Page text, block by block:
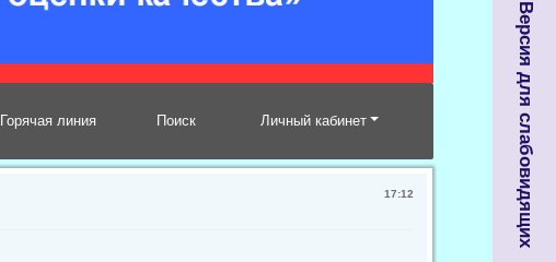
Версия для слабовидящих
Горячая линия Поиск Личный кабинет
17:12